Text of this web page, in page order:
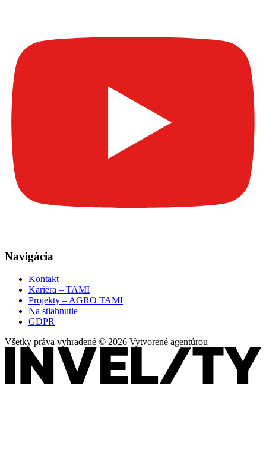
Navigácia
Kontakt
Kariéra – TAMI
Projekty – AGRO TAMI
Na stiahnutie
GDPR
Všetky práva vyhradené © 2026 Vytvorené agentúrou